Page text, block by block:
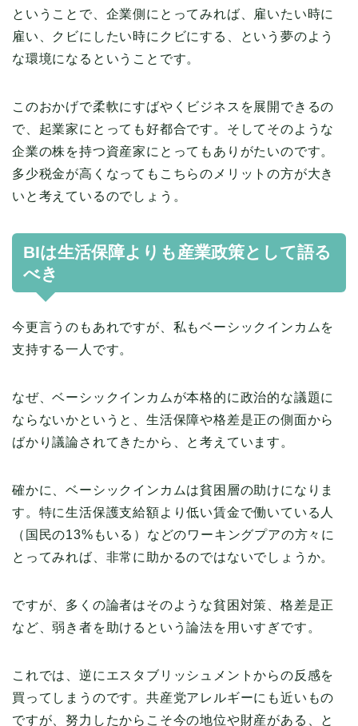
ということで、企業側にとってみれば、雇いたい時に
雇い、クビにしたい時にクビにする、という夢のよう
な環境になるということです。
このおかげで柔軟にすばやくビジネスを展開できるの
で、起業家にとっても好都合です。そしてそのような
企業の株を持つ資産家にとってもありがたいのです。
多少税金が高くなってもこちらのメリットの方が大き
いと考えているのでしょう。
BIは生活保障よりも産業政策として語る
べき
今更言うのもあれですが、私もベーシックインカムを
支持する一人です。
なぜ、ベーシックインカムが本格的に政治的な議題に
ならないかというと、生活保障や格差是正の側面から
ばかり議論されてきたから、と考えています。
確かに、ベーシックインカムは貧困層の助けになりま
す。特に生活保護支給額より低い賃金で働いている人
（国民の13%もいる）などのワーキングプアの方々に
とってみれば、非常に助かるのではないでしょうか。
ですが、多くの論者はそのような貧困対策、格差是正
など、弱き者を助けるという論法を用いすぎです。
これでは、逆にエスタブリッシュメントからの反感を
買ってしまうのです。共産党アレルギーにも近いもの
ですが、努力したからこそ今の地位や財産がある、と